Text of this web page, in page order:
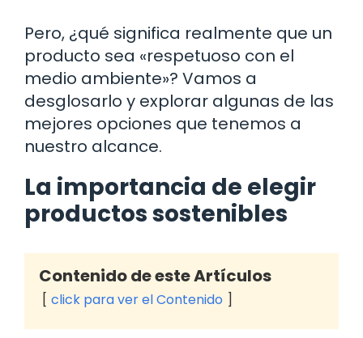
Pero, ¿qué significa realmente que un
producto sea «respetuoso con el
medio ambiente»? Vamos a
desglosarlo y explorar algunas de las
mejores opciones que tenemos a
nuestro alcance.
La importancia de elegir
productos sostenibles
Contenido de este Artículos
click para ver el Contenido